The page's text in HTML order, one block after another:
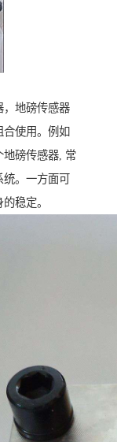
，地磅传感器
使用。例如
地磅传感器, 常
。一方面可
稳定。